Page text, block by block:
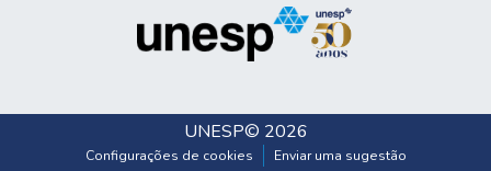
UNESP© 2026
Configurações de cookies Enviar uma sugestão